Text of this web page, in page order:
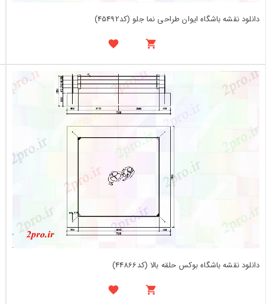
دانلود نقشه باشگاه ایوان طراحی نما جلو (کد45492)
دانلود نقشه باشگاه بوکس حلقه بالا (کد44866)